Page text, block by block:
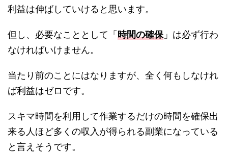
利益は伸ばしていけると思います。
但し、必要なこととして「 時間の確保」は必ず行わ
なければいけません。
当たり前のことにはなりますが、全く何もしなけれ
ば利益はゼロです。
スキマ時間を利用して作業するだけの時間を確保出
来る人ほど多くの収入が得られる副業になっている
と言えそうです。